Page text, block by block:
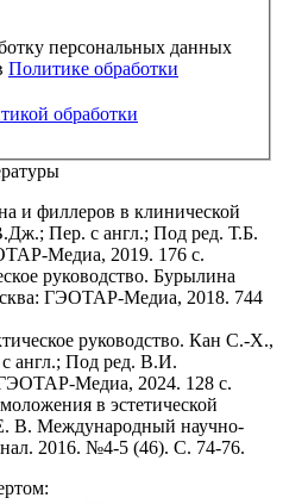
Политике обработки
обработки
и филлеров в клинической
Пер. с англ.; Под ред. Т.Б.
Медиа, 2019. 176 c.
руководство. Бурылина
ГЭОТАР-Медиа, 2018. 744
руководство. Кан С.-Х.,
англ.; Под ред. В.И.
Медиа, 2024. 128 c.
в эстетической
В. Международный научно-
2016. №4-5 (46). С. 74-76.